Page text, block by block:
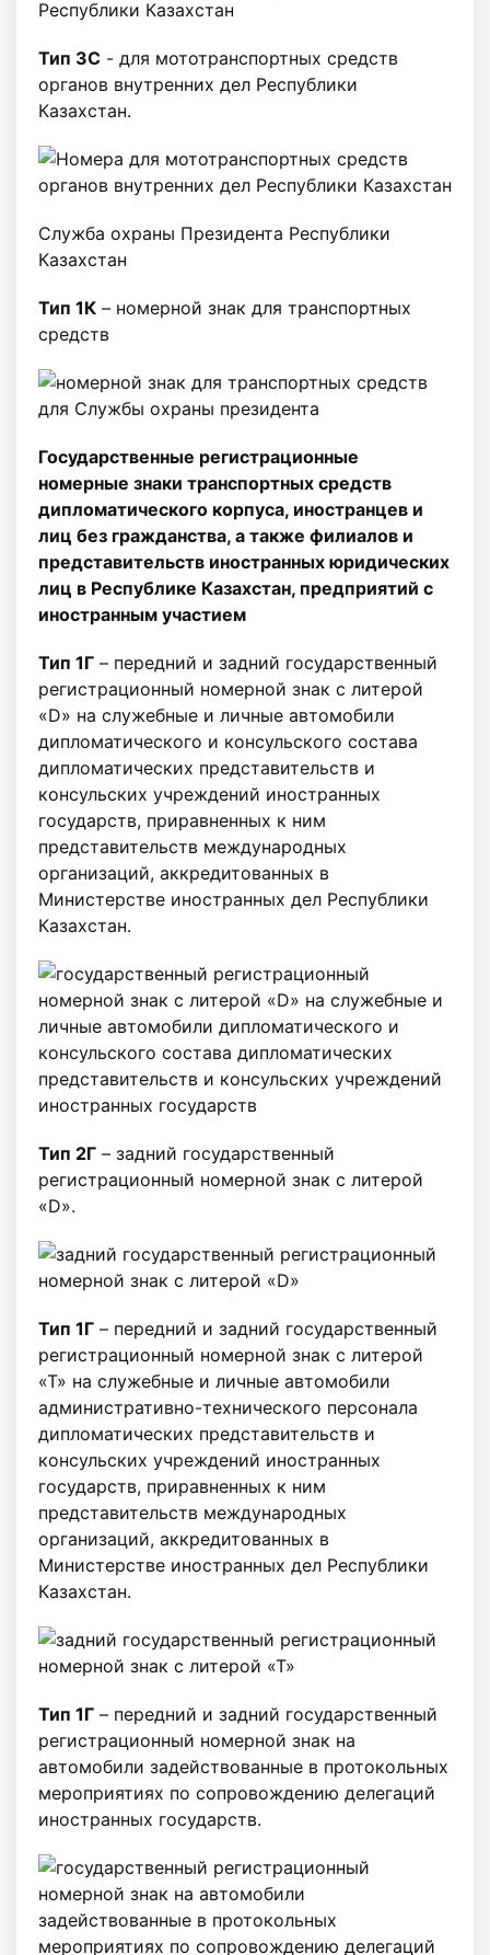
Тип 3C - для мототранспортных средств
органов внутренних дел Республики
Казахстан.
Служба охраны Президента Республики
Казахстан
Тип 1К – номерной знак для транспортных
средств
Государственные регистрационные
номерные знаки транспортных средств
дипломатического корпуса, иностранцев и
лиц без гражданства, а также филиалов и
представительств иностранных юридических
лиц в Республике Казахстан, предприятий с
иностранным участием
Тип 1Г – передний и задний государственный
регистрационный номерной знак с литерой
«D» на служебные и личные автомобили
дипломатического и консульского состава
дипломатических представительств и
консульских учреждений иностранных
государств, приравненных к ним
представительств международных
организаций, аккредитованных в
Министерстве иностранных дел Республики
Казахстан.
Тип 2Г – задний государственный
регистрационный номерной знак c литерой
«D».
Тип 1Г – передний и задний государственный
регистрационный номерной знак с литерой
«Т» на служебные и личные автомобили
административно-технического персонала
дипломатических представительств и
консульских учреждений иностранных
государств, приравненных к ним
представительств международных
организаций, аккредитованных в
Министерстве иностранных дел Республики
Казахстан.
Тип 1Г – передний и задний государственный
регистрационный номерной знак на
автомобили задействованные в протокольных
мероприятиях по сопровождению делегаций
иностранных государств.